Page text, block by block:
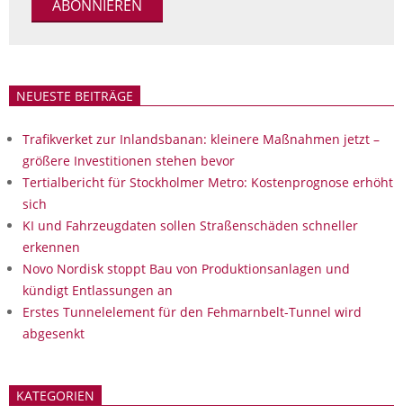
NEUESTE BEITRÄGE
Trafikverket zur Inlandsbanan: kleinere Maßnahmen jetzt –
größere Investitionen stehen bevor
Tertialbericht für Stockholmer Metro: Kostenprognose erhöht
sich
KI und Fahrzeugdaten sollen Straßenschäden schneller
erkennen
Novo Nordisk stoppt Bau von Produktionsanlagen und
kündigt Entlassungen an
Erstes Tunnelelement für den Fehmarnbelt-Tunnel wird
abgesenkt
KATEGORIEN